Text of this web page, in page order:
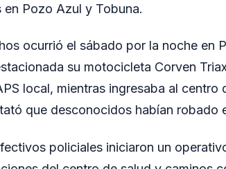
Pozo Azul y Tobuna.
ocurrió el sábado por la noche en
su motocicleta Corven
local, mientras ingresaba al centro
que desconocidos habían robado
policiales iniciaron un